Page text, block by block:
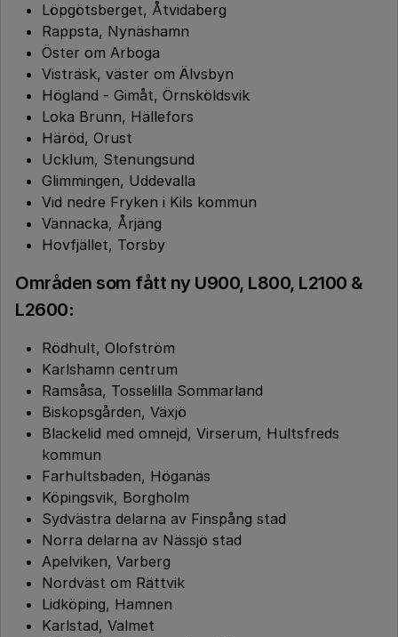
Löpgötsberget, Åtvidaberg
Rappsta, Nynäshamn
Öster om Arboga
Visträsk, väster om Älvsbyn
Högland - Gimåt, Örnsköldsvik
Loka Brunn, Hällefors
Häröd, Orust
Ucklum, Stenungsund
Glimmingen, Uddevalla
Vid nedre Fryken i Kils kommun
Vännacka, Årjäng
Hovfjället, Torsby
Områden som fått ny U900, L800, L2100 &
L2600:
Rödhult, Olofström
Karlshamn centrum
Ramsåsa, Tosselilla Sommarland
Biskopsgården, Växjö
Blackelid med omnejd, Virserum, Hultsfreds
kommun
Farhultsbaden, Höganäs
Köpingsvik, Borgholm
Sydvästra delarna av Finspång stad
Norra delarna av Nässjö stad
Apelviken, Varberg
Nordväst om Rättvik
Lidköping, Hamnen
Karlstad, Valmet